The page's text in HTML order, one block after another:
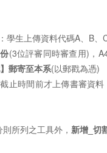
學生上傳資料代碼A、B
(3位評審同時審查用)，
郵寄至本系(以郵戳為憑)
止時間前才上傳書審資
所列之工具外， 新增_切